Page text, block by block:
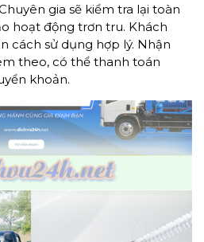
gia sẽ kiểm tra lại toàn
hoạt động trơn tru. Khách
cách sử dụng hợp lý. Nhận
theo, có thể thanh toán
khoản.